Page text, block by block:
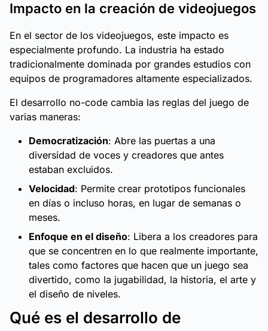
Impacto en la creación de videojuegos
En el sector de los videojuegos, este impacto es
especialmente profundo. La industria ha estado
tradicionalmente dominada por grandes estudios con
equipos de programadores altamente especializados.
El desarrollo no-code cambia las reglas del juego de
varias maneras:
Democratización: Abre las puertas a una
diversidad de voces y creadores que antes
estaban excluidos.
Velocidad: Permite crear prototipos funcionales
en días o incluso horas, en lugar de semanas o
meses.
Enfoque en el diseño: Libera a los creadores para
que se concentren en lo que realmente importante,
tales como factores que hacen que un juego sea
divertido, como la jugabilidad, la historia, el arte y
el diseño de niveles.
Qué es el desarrollo de